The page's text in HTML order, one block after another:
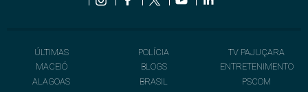
ÚLTIMAS
MACEIÓ
ALAGOAS
POLÍCIA
BLOGS
BRASIL
TV PAJUÇARA
ENTRETENIMENTO
PSCOM